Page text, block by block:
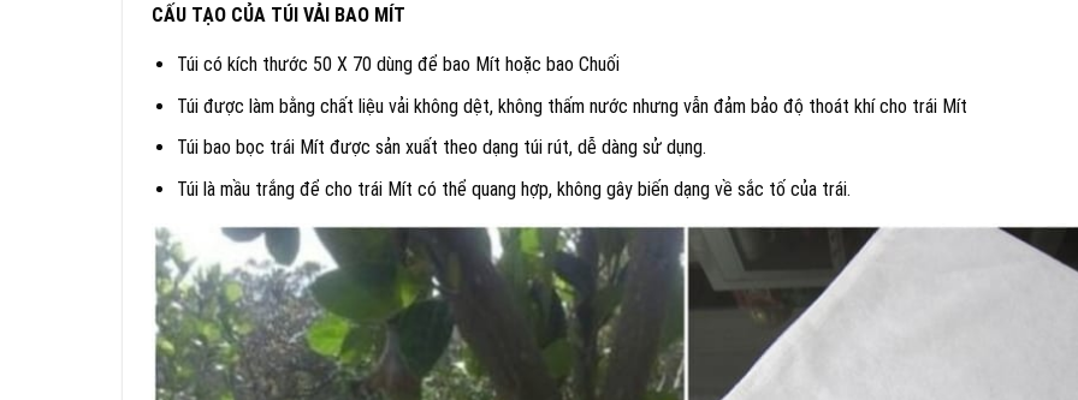
CẤU TẠO CỦA TÚI VẢI BAO MÍT
Túi có kích thước 50 X 70 dùng để bao Mít hoặc bao Chuối
Túi được làm bằng chất liệu vải không dệt, không thấm nước nhưng vẫn đảm bảo độ thoát khí cho trái Mít
Túi bao bọc trái Mít được sản xuất theo dạng túi rút, dễ dàng sử dụng.
Túi là mầu trắng để cho trái Mít có thể quang hợp, không gây biến dạng về sắc tố của trái.